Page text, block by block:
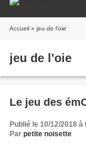
Accueil » jeu de l'oie
jeu de l'oie
Le jeu des
Publié le 10/12/2018 à
Par petite noisette